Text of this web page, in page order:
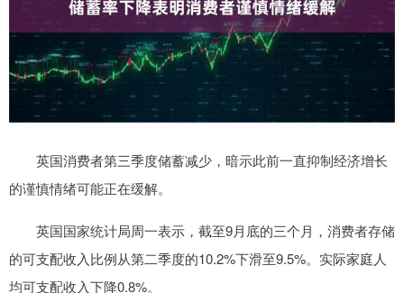
英国消费者第三季度储蓄减少，暗示此前一直抑制经济增长
的谨慎情绪可能正在缓解。
英国国家统计局周一表示，截至9月底的三个月，消费者存储
的可支配收入比例从第二季度的10.2%下滑至9.5%。实际家庭人
均可支配收入下降0.8%。